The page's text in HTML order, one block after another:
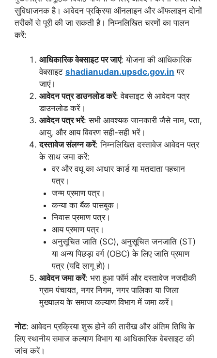
सुविधाजनक है। आवेदन प्रक्रिया ऑनलाइन और ऑफलाइन दोनों
तरीकों से पूरी की जा सकती है। निम्नलिखित चरणों का पालन
करें:
आधिकारिक वेबसाइट पर जाएं: योजना की आधिकारिक
वेबसाइट shadianudan.upsdc.gov.in पर
जाएं।
आवेदन पत्र डाउनलोड करें: वेबसाइट से आवेदन पत्र
डाउनलोड करें।
आवेदन पत्र भरें: सभी आवश्यक जानकारी जैसे नाम, पता,
आयु, और आय विवरण सही-सही भरें।
दस्तावेज संलग्न करें: निम्नलिखित दस्तावेज आवेदन पत्र
के साथ जमा करें:
वर और वधू का आधार कार्ड या मतदाता पहचान
पत्र।
जन्म प्रमाण पत्र।
कन्या का बैंक पासबुक।
निवास प्रमाण पत्र।
आय प्रमाण पत्र।
अनुसूचित जाति (SC), अनुसूचित जनजाति (ST)
या अन्य पिछड़ा वर्ग (OBC) के लिए जाति प्रमाण
पत्र (यदि लागू हो)।
आवेदन जमा करें: भरा हुआ फॉर्म और दस्तावेज नजदीकी
ग्राम पंचायत, नगर निगम, नगर पालिका या जिला
मुख्यालय के समाज कल्याण विभाग में जमा करें।
नोट: आवेदन प्रक्रिया शुरू होने की तारीख और अंतिम तिथि के
लिए स्थानीय समाज कल्याण विभाग या आधिकारिक वेबसाइट की
जांच करें।